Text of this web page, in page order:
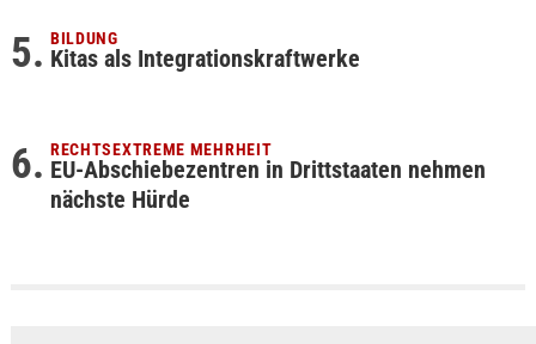
BILDUNG
Kitas als Integrationskraftwerke
RECHTSEXTREME MEHRHEIT
EU-Abschiebezentren in Drittstaaten nehmen
nächste Hürde